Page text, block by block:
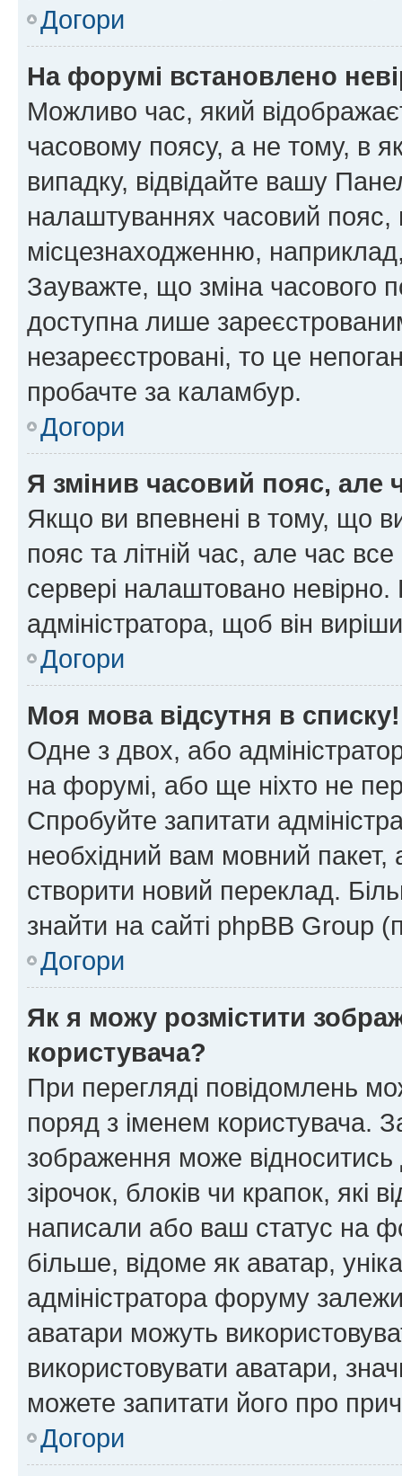
Догори
На форумі встановлено
Можливо час, який
часовому поясу, а не тому, в
випадку, відвідайте вашу
налаштуваннях часовий пояс,
місцезнаходженню,
Зауважте, що зміна часового
доступна лише
незареєстровані, то це
пробачте за каламбур.
Догори
Я змінив часовий пояс, але
Якщо ви впевнені в тому, що
пояс та літній час, але час
сервері налаштовано
адміністратора, щоб він
Догори
Моя мова відсутня в списку!
Одне з двох, або
на форумі, або ще ніхто не
Спробуйте запитати
необхідний вам мовний
створити новий переклад.
знайти на сайті phpBB Group
Догори
Як я можу розмістити
користувача?
При перегляді повідомлень
поряд з іменем користувача.
зображення може відноситись
зірочок, блоків чи крапок, які
написали або ваш статус на
більше, відоме як аватар,
адміністратора форуму
аватари можуть
використовувати аватари,
можете запитати його про
Догори